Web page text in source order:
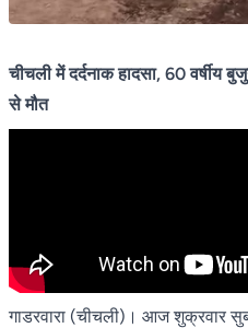
चीचली में दर्दनाक हादसा, 60 वर्षीय
से मौत
गाडरवारा (चीचली)। आज शुक्रवार